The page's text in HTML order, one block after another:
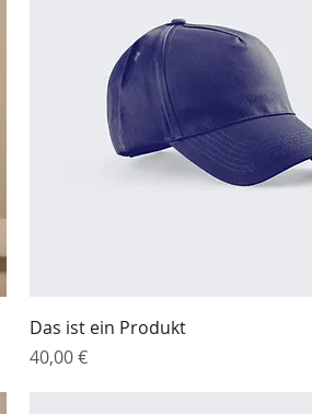
Das ist ein Produkt
Preis
40,00 €